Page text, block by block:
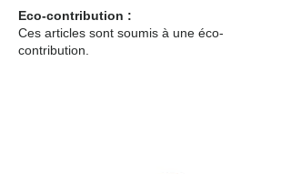
Eco-contribution :
Ces articles sont soumis à une éco-
contribution.